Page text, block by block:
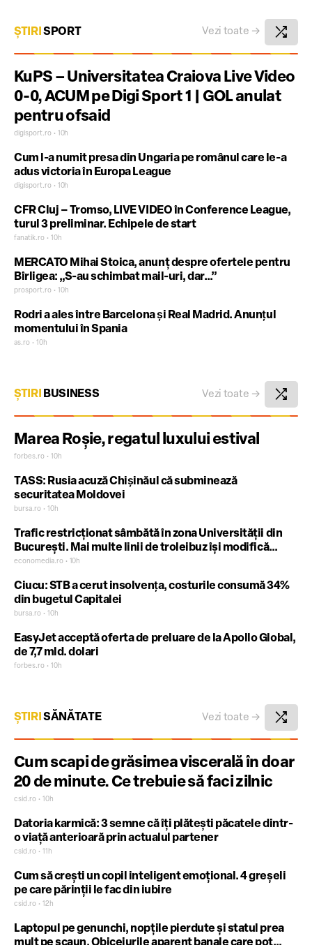
ȘTIRI SPORT Vezi toate → shuffle
KuPS – Universitatea Craiova Live Video
0-0, ACUM pe Digi Sport 1 | GOL anulat
pentru ofsaid
digisport.ro • 10h
Cum l-a numit presa din Ungaria pe românul care le-a
adus victoria în Europa League
digisport.ro • 10h
CFR Cluj – Tromso, LIVE VIDEO în Conference League,
turul 3 preliminar. Echipele de start
fanatik.ro • 10h
MERCATO Mihai Stoica, anunț despre ofertele pentru
Bîrligea: „S-au schimbat mail-uri, dar…”
prosport.ro • 10h
Rodri a ales între Barcelona şi Real Madrid. Anunţul
momentului în Spania
as.ro • 10h
ȘTIRI BUSINESS Vezi toate → shuffle
Marea Roșie, regatul luxului estival
forbes.ro • 10h
TASS: Rusia acuză Chişinăul că subminează
securitatea Moldovei
bursa.ro • 10h
Trafic restricționat sâmbătă în zona Universității din
București. Mai multe linii de troleibuz își modifică
traseul
economedia.ro • 10h
Ciucu: STB a cerut insolvenţa, costurile consumă 34%
din bugetul Capitalei
bursa.ro • 10h
EasyJet acceptă oferta de preluare de la Apollo Global,
de 7,7 mld. dolari
forbes.ro • 10h
ȘTIRI SĂNĂTATE Vezi toate → shuffle
Cum scapi de grăsimea viscerală în doar
20 de minute. Ce trebuie să faci zilnic
csid.ro • 10h
Datoria karmică: 3 semne că îți plătești păcatele dintr-
o viață anterioară prin actualul partener
csid.ro • 11h
Cum să crești un copil inteligent emoțional. 4 greșeli
pe care părinții le fac din iubire
csid.ro • 12h
Laptopul pe genunchi, nopțile pierdute și statul prea